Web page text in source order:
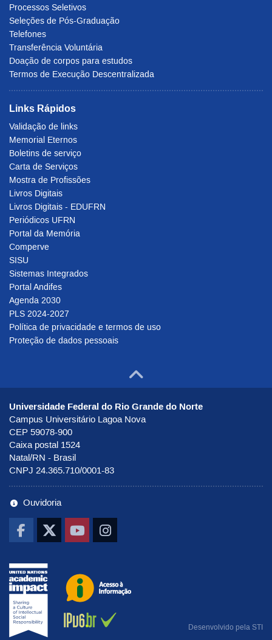
Processos Seletivos
Seleções de Pós-Graduação
Telefones
Transferência Voluntária
Doação de corpos para estudos
Termos de Execução Descentralizada
Links Rápidos
Validação de links
Memorial Eternos
Boletins de serviço
Carta de Serviços
Mostra de Profissões
Livros Digitais
Livros Digitais - EDUFRN
Periódicos UFRN
Portal da Memória
Comperve
SISU
Sistemas Integrados
Portal Andifes
Agenda 2030
PLS 2024-2027
Política de privacidade e termos de uso
Proteção de dados pessoais
Ir para o
Universidade Federal do Rio Grande do Norte
Campus Universitário Lagoa Nova
CEP 59078-900
Caixa postal 1524
Natal/RN - Brasil
CNPJ 24.365.710/0001-83
Ouvidoria
Ir pra UNAI
Desenvolvido pela STI